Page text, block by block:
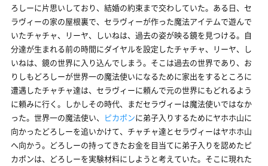
ろしーに片思いしており、結婚の約束まで交わしていた。ある日、セ
ラヴィーの家の屋根裏で、セラヴィーが作った魔法アイテムで遊んで
いたチャチャ、リーヤ、しいねは、過去の姿が映る鏡を見つける。自
分達が生まれる前の時間にダイヤルを設定したチャチャ、リーヤ、し
いねは、鏡の世界に入り込んでしまう。そこは過去の世界であり、お
りしもどろしーが世界一の魔法使いになるために家出をするところに
遭遇したチャチャ達は、セラヴィーに頼んで元の世界にもどれるよう
に頼みに行く。しかしその時代、まだセラヴィーは魔法使いではなか
った。世界一の魔法使い、 ピカポンに弟子入りするためにヤホホ山に
向かったどろしーを追いかけて、チャチャ達とセラヴィーはヤホホ山
へ向かう。どろしーの持ってきたお金を目当てに弟子入りを認めたピ
カポンは、どろしーを実験材料にしようと考えていた。そこに現れた